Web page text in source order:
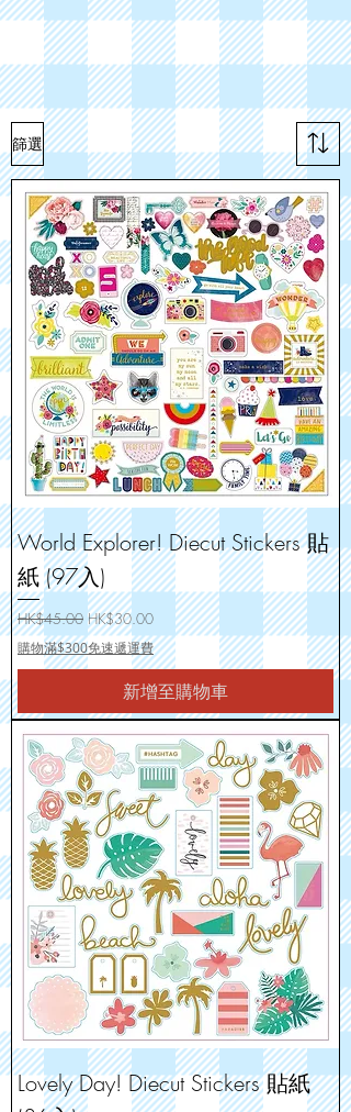
篩選
World Explorer! Diecut Stickers 貼
紙 (97入)
一般價格
HK$45.00 促銷價格
HK$30.00
購物滿$300免速遞運費
新增至購物車
Lovely Day! Diecut Stickers 貼紙